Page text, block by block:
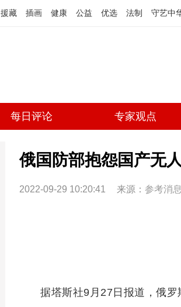
援藏 插画 健康 公益 优选 法制 守艺中
每日评论 专家观点
俄国防部抱怨国产无
2022-09-29 10:20:41 来源： 参考消息
据塔斯社9月27日报道，俄罗